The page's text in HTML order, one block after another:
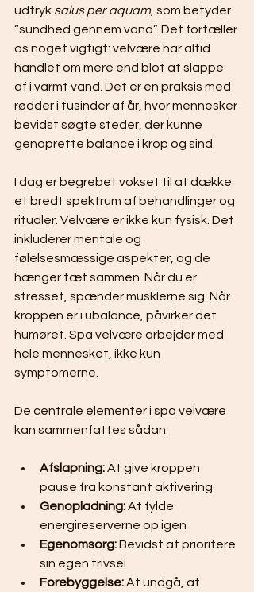
udtryk salus per aquam, som betyder
“sundhed gennem vand”. Det fortæller
os noget vigtigt: velvære har altid
handlet om mere end blot at slappe
af i varmt vand. Det er en praksis med
rødder i tusinder af år, hvor mennesker
bevidst søgte steder, der kunne
genoprette balance i krop og sind.
I dag er begrebet vokset til at dække
et bredt spektrum af behandlinger og
ritualer. Velvære er ikke kun fysisk. Det
inkluderer mentale og
følelsesmæssige aspekter, og de
hænger tæt sammen. Når du er
stresset, spænder musklerne sig. Når
kroppen er i ubalance, påvirker det
humøret. Spa velvære arbejder med
hele mennesket, ikke kun
symptomerne.
De centrale elementer i spa velvære
kan sammenfattes sådan:
Afslapning: At give kroppen
pause fra konstant aktivering
Genopladning: At fylde
energireserverne op igen
Egenomsorg: Bevidst at prioritere
sin egen trivsel
Forebyggelse: At undgå, at